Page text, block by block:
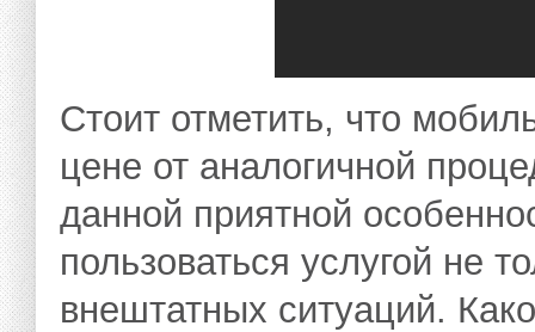
Стоит отметить, что
цене от аналогичной
данной приятной
пользоваться услугой не
внештатных ситуаций.